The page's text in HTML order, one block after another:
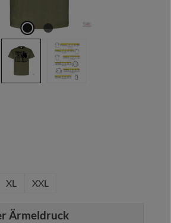
XL XXL
Ärmeldruck